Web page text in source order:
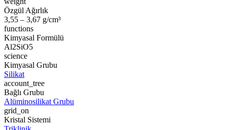
Özgül Ağırlık
3,55 – 3,67 g/cm³
functions
Kimyasal Formülü
Al2SiO5
science
Kimyasal Grubu
Silikat
account_tree
Bağlı Grubu
Alüminosilikat Grubu
grid_on
Kristal Sistemi